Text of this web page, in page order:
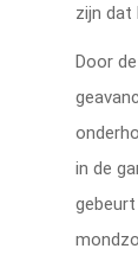
zijn dat
Door
in de